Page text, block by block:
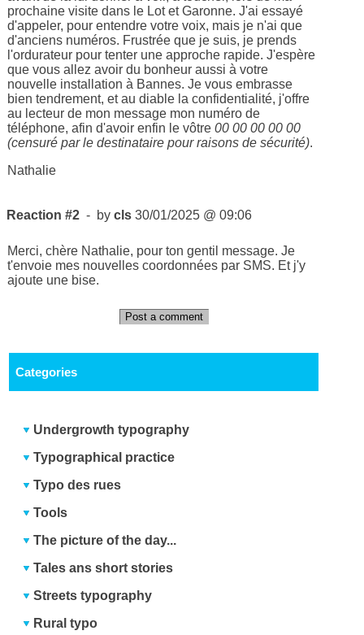
prochaine visite dans le Lot et Garonne. J'ai essayé
d'appeler, pour entendre votre voix, mais je n'ai que
d'anciens numéros. Frustrée que je suis, je prends
l'ordurateur pour tenter une approche rapide. J'espère
que vous allez avoir du bonheur aussi à votre
nouvelle installation à Bannes. Je vous embrasse
bien tendrement, et au diable la confidentialité, j'offre
au lecteur de mon message mon numéro de
téléphone, afin d'avoir enfin le vôtre00 00 00 00 00
(censuré par le destinataire pour raisons de sécurité).
Nathalie
Reaction #2 - bycls 30/01/2025 @ 09:06
Merci, chère Nathalie, pour ton gentil message. Je
t'envoie mes nouvelles coordonnées par SMS. Et j'y
ajoute une bise.
Post a comment
Categories
Undergrowth typography
Typographical practice
Typo des rues
Tools
The picture of the day...
Tales ans short stories
Streets typography
Rural typo